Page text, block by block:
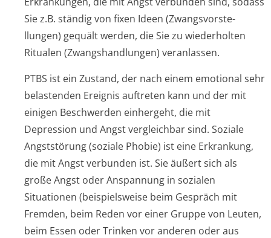
Sie z.B. ständig von fixen Ideen (Zwangsvorste­
llungen) gequält werden, die Sie zu wiederholten
Ritualen (Zwangshandlungen) veranlassen.
PTBS ist ein Zustand, der nach einem emotional sehr
belastenden Ereignis auftreten kann und der mit
einigen Beschwerden einhergeht, die mit
Depression und Angst vergleichbar sind. Soziale
Angststörung (soziale Phobie) ist eine Erkrankung,
die mit Angst verbunden ist. Sie äußert sich als
große Angst oder Anspannung in sozialen
Situationen (beispielsweise beim Gespräch mit
Fremden, beim Reden vor einer Gruppe von Leuten,
beim Essen oder Trinken vor anderen oder aus